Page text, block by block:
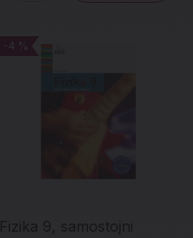
-4 %
Fizika 9, samostojni
-4 %